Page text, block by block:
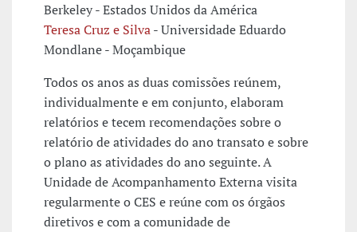
Berkeley - Estados Unidos da América
Teresa Cruz e Silva- Universidade Eduardo
Mondlane - Moçambique
Todos os anos as duas comissões reúnem,
individualmente e em conjunto, elaboram
relatórios e tecem recomendações sobre o
relatório de atividades do ano transato e sobre
o plano as atividades do ano seguinte. A
Unidade de Acompanhamento Externa visita
regularmente o CES e reúne com os órgãos
diretivos e com a comunidade de